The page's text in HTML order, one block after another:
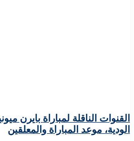
القنوات الناقلة لمباراة بايرن
الودية، موعد المباراة والمعلقين